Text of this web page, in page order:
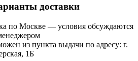
доставки
по Москве — условия обсуждаются
из пункта выдачи по адресу: г.
1Б